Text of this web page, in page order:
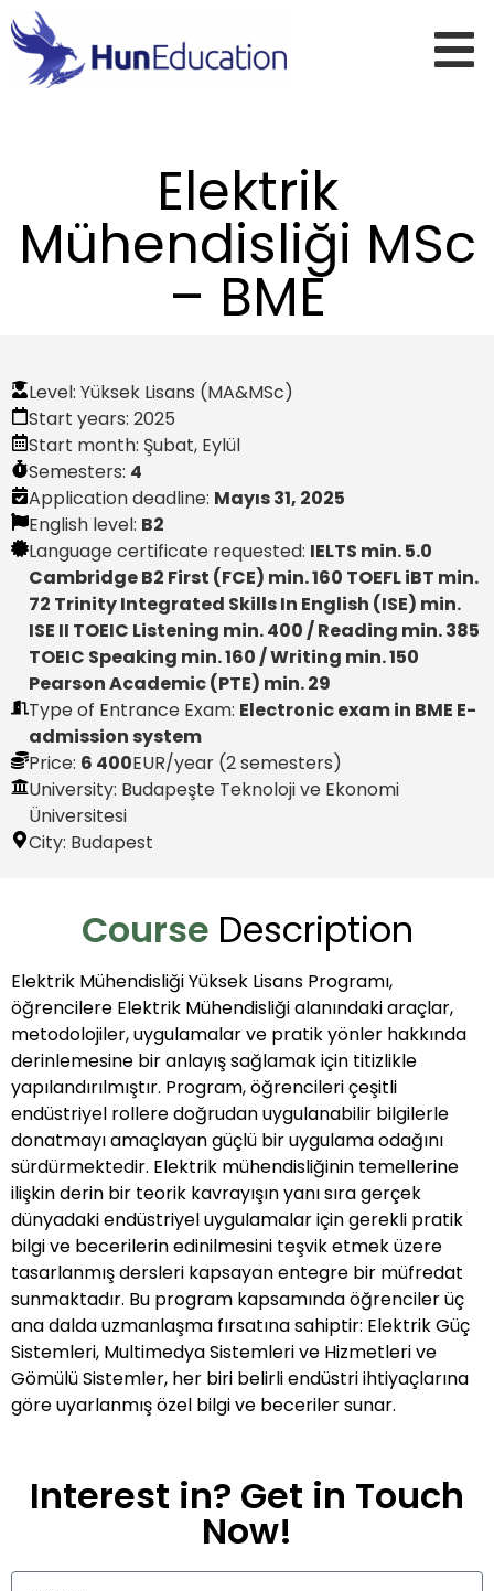
Elektrik
Mühendisliği MSc
– BME
Level: Yüksek Lisans (MA&MSc)
Start years: 2025
Start month: Şubat, Eylül
Semesters: 4
Application deadline: Mayıs 31, 2025
English level: B2
Language certificate requested: IELTS min. 5.0
Cambridge B2 First (FCE) min. 160 TOEFL iBT min.
72 Trinity Integrated Skills In English (ISE) min.
ISE II TOEIC Listening min. 400 / Reading min. 385
TOEIC Speaking min. 160 / Writing min. 150
Pearson Academic (PTE) min. 29
Type of Entrance Exam: Electronic exam in BME E-
admission system
Price: 6 400EUR/year (2 semesters)
University: Budapeşte Teknoloji ve Ekonomi
Üniversitesi
City: Budapest
Course Description
Elektrik Mühendisliği Yüksek Lisans Programı,
öğrencilere Elektrik Mühendisliği alanındaki araçlar,
metodolojiler, uygulamalar ve pratik yönler hakkında
derinlemesine bir anlayış sağlamak için titizlikle
yapılandırılmıştır. Program, öğrencileri çeşitli
endüstriyel rollere doğrudan uygulanabilir bilgilerle
donatmayı amaçlayan güçlü bir uygulama odağını
sürdürmektedir. Elektrik mühendisliğinin temellerine
ilişkin derin bir teorik kavrayışın yanı sıra gerçek
dünyadaki endüstriyel uygulamalar için gerekli pratik
bilgi ve becerilerin edinilmesini teşvik etmek üzere
tasarlanmış dersleri kapsayan entegre bir müfredat
sunmaktadır. Bu program kapsamında öğrenciler üç
ana dalda uzmanlaşma fırsatına sahiptir: Elektrik Güç
Sistemleri, Multimedya Sistemleri ve Hizmetleri ve
Gömülü Sistemler, her biri belirli endüstri ihtiyaçlarına
göre uyarlanmış özel bilgi ve beceriler sunar.
Interest in? Get in Touch
Now!